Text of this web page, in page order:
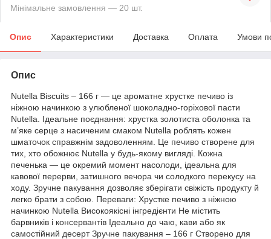
Мінімальне замовлення — 20 шт.
Опис Характеристики Доставка Оплата Умови
Опис
Nutella Biscuits – 166 г — це ароматне хрустке печиво із
ніжною начинкою з улюбленої шоколадно-горіхової пасти
Nutella. Ідеальне поєднання: хрустка золотиста оболонка та
м’яке серце з насиченим смаком Nutella роблять кожен
шматочок справжнім задоволенням. Це печиво створене для
тих, хто обожнює Nutella у будь-якому вигляді. Кожна
печенька — це окремий момент насолоди, ідеальна для
кавової перерви, затишного вечора чи солодкого перекусу на
ходу. Зручне пакування дозволяє зберігати свіжість продукту й
легко брати з собою. Переваги: Хрустке печиво з ніжною
начинкою Nutella Високоякісні інгредієнти Не містить
барвників і консервантів Ідеально до чаю, кави або як
самостійний десерт Зручне пакування – 166 г Створено для